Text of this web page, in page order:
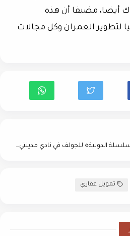
أيضا، مضيفا أن هذه
لتطوير العمران وكل مجالات
10نوفمبر..انطلاق بطولة «السلسلة الدولية» للجولف في نادي مدينتي بمصر للجولف
تمويل عقاري